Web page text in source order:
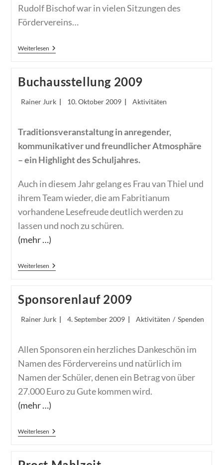
Rudolf Bischof war in vielen Sitzungen des
Fördervereins…
WeiterlesenIn
Memoriam
Buchausstellung 2009
Beitrags-
Rainer Jurk
Beitrag
10. Oktober 2009
Beitrags-
Aktivitäten
Traditionsveranstaltung in anregender,
kommunikativer und freundlicher Atmosphäre
– ein Highlight des Schuljahres.
Auch in diesem Jahr gelang es Frau van Thiel und
ihrem Team wieder, die am Fabritianum
vorhandene Lesefreude deutlich werden zu
lassen und noch zu schüren.
(mehr …)
WeiterlesenBuchausstellung
2009
Sponsorenlauf 2009
Beitrags-
Rainer Jurk
Beitrag
4. September 2009
Beitrags-
Aktivitäten / Spenden
Allen Sponsoren ein herzliches Dankeschön im
Namen des Fördervereins und natürlich im
Namen der Schüler, denen ein Betrag von über
27.000 Euro zu Gute kommen wird.
(mehr …)
WeiterlesenSponsorenlauf
2009